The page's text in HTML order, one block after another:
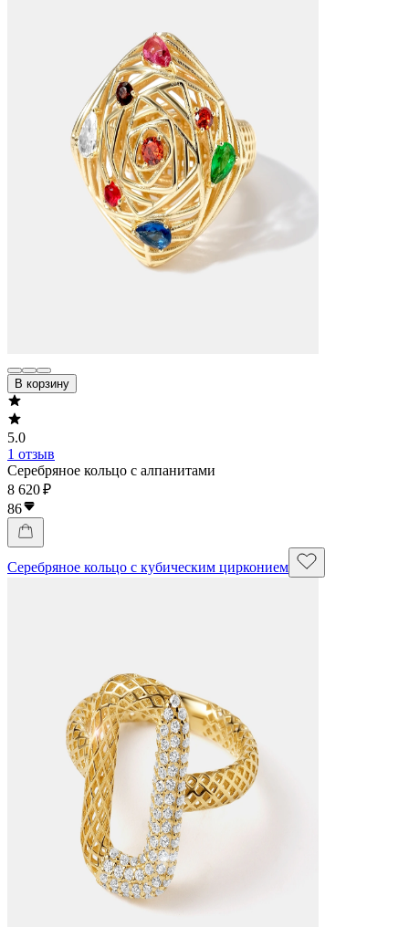
В корзину
5.0
1 отзыв
Серебряное кольцо с алпанитами
8 620 ₽
86
Серебряное кольцо с кубическим цирконием